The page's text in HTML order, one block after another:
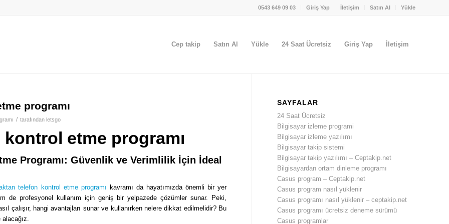
0543 649 09 03 Giriş Yap İletişim Satın Al Yükle
Cep takip Satın Al Yükle 24 Saat Ücretsiz Giriş Yap İletişim
programı
/ tarafından letsgo
etme programı
Programı: Güvenlik ve Verimlilik İçin İdeal
telefon kontrol etme programı kavramı da hayatımızda önemli bir yer
de profesyonel kullanım için geniş bir yelpazede çözümler sunar. Peki,
çalışır, hangi avantajları sunar ve kullanırken nelere dikkat edilmelidir? Bu
SAYFALAR
24 Saat Ücretsiz
Bilgisayar izleme programi
Bilgisayar izleme yazılımı
Bilgisayar takip sistemi
Bilgisayar takip yazılımı – Ceptakip.net
Bilgisayardan ortam dinleme programı
Casus program – Ceptakip.net
Casus program nasıl yüklenir
Casus programı nasıl yüklenir – ceptakip.net
Casus programı ücretsiz deneme sürümü
Casus programlar